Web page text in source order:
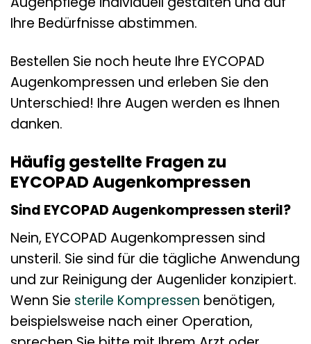
Ihre Bedürfnisse abstimmen.
Bestellen Sie noch heute Ihre EYCOPAD
Augenkompressen und erleben Sie den
Unterschied! Ihre Augen werden es Ihnen
danken.
Häufig gestellte Fragen zu
EYCOPAD Augenkompressen
Sind EYCOPAD Augenkompressen steril?
Nein, EYCOPAD Augenkompressen sind
unsteril. Sie sind für die tägliche Anwendung
und zur Reinigung der Augenlider konzipiert.
Wenn Sie sterile Kompressen benötigen,
beispielsweise nach einer Operation,